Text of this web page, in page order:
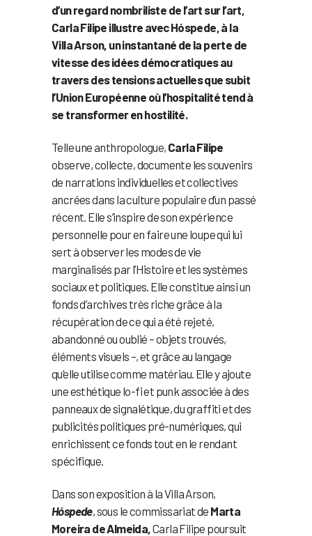
d’un regard nombriliste de l’art sur l’art,
Carla Filipe illustre avec Hóspede, à la
Villa Arson, un instantané de la perte de
vitesse des idées démocratiques au
travers des tensions actuelles que subit
l’Union Européenne où l’hospitalité tend à
se transformer en hostilité.
Telle une anthropologue, Carla Filipe
observe, collecte, documente les souvenirs
de narrations individuelles et collectives
ancrées dans la culture populaire d’un passé
récent. Elle s’inspire de son expérience
personnelle pour en faire une loupe qui lui
sert à observer les modes de vie
marginalisés par l’Histoire et les systèmes
sociaux et politiques. Elle constitue ainsi un
fonds d’archives très riche grâce à la
récupération de ce qui a été rejeté,
abandonné ou oublié – objets trouvés,
éléments visuels –, et grâce au langage
qu’elle utilise comme matériau. Elle y ajoute
une esthétique lo-fi et punk associée à des
panneaux de signalétique, du graffiti et des
publicités politiques pré-numériques, qui
enrichissent ce fonds tout en le rendant
spécifique.
Dans son exposition à la Villa Arson,
Hóspede, sous le commissariat de Marta
Moreira de Almeida, Carla Filipe poursuit